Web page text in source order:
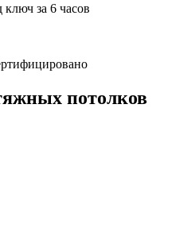
за 6 часов
потолков